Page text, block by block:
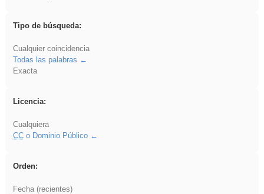
Tipo de búsqueda:
Cualquier coincidencia
Todas las palabras
Exacta
Licencia:
Cualquiera
CCo Dominio Público
Orden:
Fecha (recientes)